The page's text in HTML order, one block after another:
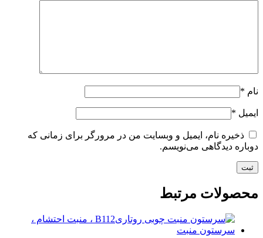
نام *
ایمیل *
ذخیره نام، ایمیل و وبسایت من در مرورگر برای زمانی که
دوباره دیدگاهی می‌نویسم.
محصولات مرتبط